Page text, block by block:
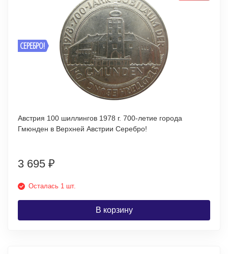
СЕРЕБРО!
Австрия 100 шиллингов 1978 г. 700-летие города
Гмюнден в Верхней Австрии Серебро!
3 695 ₽
Осталась 1 шт.
В корзину